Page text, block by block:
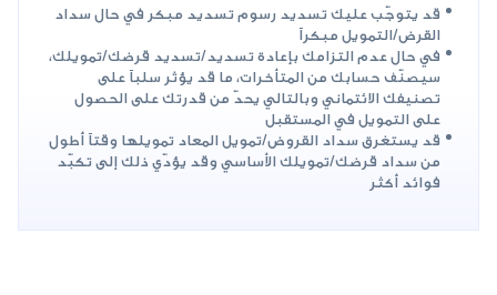
قد يتوجّب عليك تسديد رسوم تسديد مبكر في حال سداد
القرض/التمويل مبكراً
في حال عدم التزامك بإعادة تسديد/تسديد قرضك/تمويلك،
سيصنّف حسابك من المتأخرات، ما قد يؤثر سلباً على
تصنيفك الائتماني وبالتالي يحدّ من قدرتك على الحصول
على التمويل في المستقبل
قد يستغرق سداد القروض/تمويل المعاد تمويلها وقتاً أطول
من سداد قرضك/تمويلك الأساسي وقد يؤدّي ذلك إلى تكبّد
فوائد أكثر